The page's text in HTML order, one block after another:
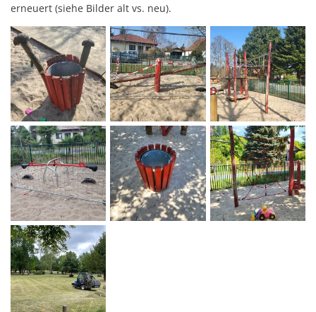
erneuert (siehe Bilder alt vs. neu).